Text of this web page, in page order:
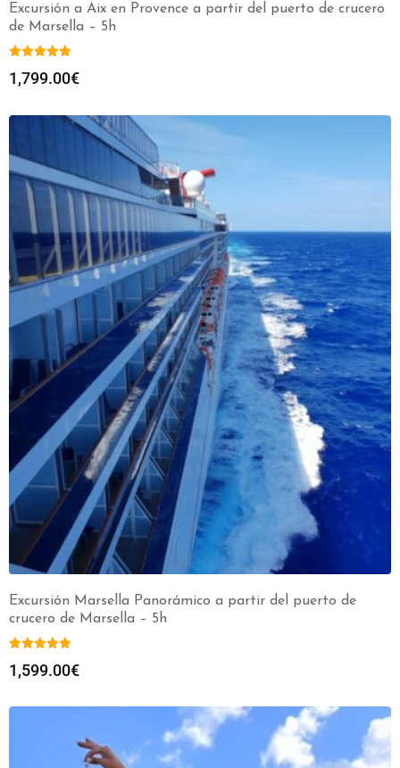
Excursión a Aix en Provence a partir del puerto de crucero
de Marsella – 5h
1,799.00€
Excursión Marsella Panorámico a partir del puerto de
crucero de Marsella – 5h
1,599.00€